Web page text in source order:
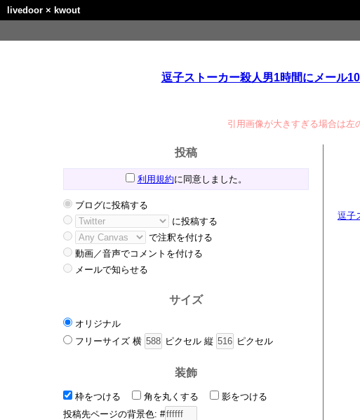
livedoor × kwout
逗子ストーカー殺人男1時間にメール
引用画像が大きすぎる場合は左
投稿
利用規約に同意しました。
ブログに投稿する
に投稿する
で注釈を付ける
動画／音声でコメントを付ける
メールで知らせる
サイズ
オリジナル
フリーサイズ 横
ピクセル 縦 ピクセル
装飾
枠をつける 角を丸くする
影をつける
投稿先ページの背景色: #
逗子